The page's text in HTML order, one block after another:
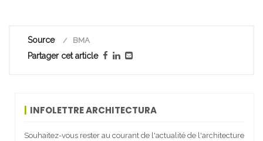
Source BMA
Partager cet article
INFOLETTRE ARCHITECTURA
Souhaitez-vous rester au courant de l'actualité de l'architecture